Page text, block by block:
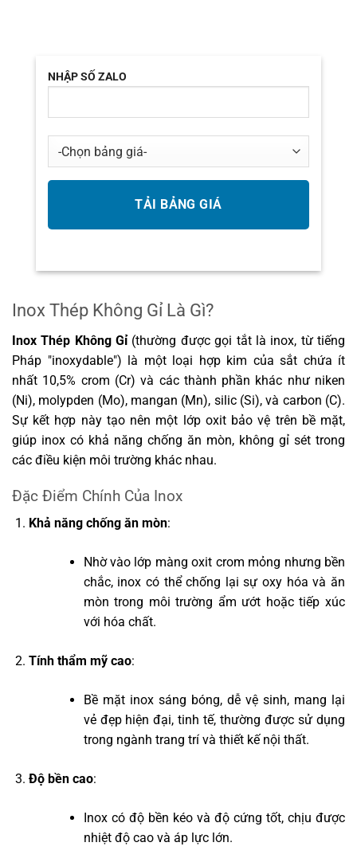
NHẬP SỐ ZALO
Inox Thép Không Gỉ Là Gì?
Inox Thép Không Gỉ(thường được gọi tắt là inox, từ tiếng
Pháp "inoxydable") là một loại hợp kim của sắt chứa ít
nhất 10,5% crom (Cr) và các thành phần khác như niken
(Ni), molypden (Mo), mangan (Mn), silic (Si), và carbon (C).
Sự kết hợp này tạo nên một lớp oxit bảo vệ trên bề mặt,
giúp inox có khả năng chống ăn mòn, không gỉ sét trong
các điều kiện môi trường khác nhau.
Đặc Điểm Chính Của Inox
Khả năng chống ăn mòn:
Nhờ vào lớp màng oxit crom mỏng nhưng bền
chắc, inox có thể chống lại sự oxy hóa và ăn
mòn trong môi trường ẩm ướt hoặc tiếp xúc
với hóa chất.
Tính thẩm mỹ cao:
Bề mặt inox sáng bóng, dễ vệ sinh, mang lại
vẻ đẹp hiện đại, tinh tế, thường được sử dụng
trong ngành trang trí và thiết kế nội thất.
Độ bền cao:
Inox có độ bền kéo và độ cứng tốt, chịu được
nhiệt độ cao và áp lực lớn.